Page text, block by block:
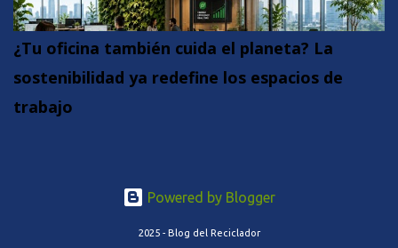
¿Tu oficina también cuida el planeta? La
sostenibilidad ya redefine los espacios de
trabajo
Powered by Blogger
2025 - Blog del Reciclador